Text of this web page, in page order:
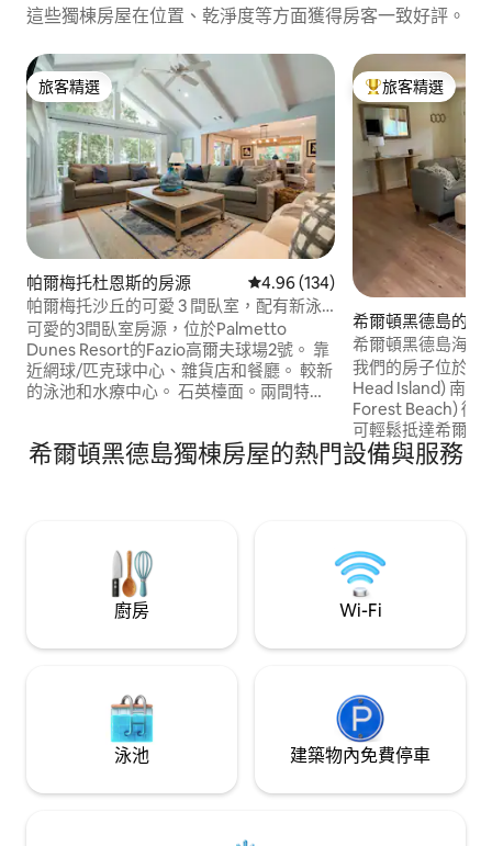
這些獨棟房屋在位置、乾淨度等方面獲得房客一致好評。
旅客精選
旅客精選
帕爾梅托杜恩斯的房源 從 134 則評價中獲得 4.96 的平均
4.96 (134)
帕爾梅托沙丘的可愛 3 間臥室，配有新泳
池和水療中心
可愛的3間臥室房源，位於Palmetto
Dunes Resort的Fazio高爾夫球場2號。 靠
近網球/匹克球中心、雜貨店和餐廳。 較新
的泳池和水療中心。 石英檯面。兩間特大
門門廊的門鈴攝影機，可為房東／房客的
旅客精選榜首
旅客精選
希爾頓黑德島的房
希爾頓黑德島海灘
我們的房子位於希
Head Island) 南端
Forest Beach) 街
可輕鬆抵達希爾頓
Heron St有自己的
分鐘也可抵達
希爾頓黑德島獨棟房屋的熱門設備與服務
廚房 Wi-Fi
泳池 建築物內免費停車